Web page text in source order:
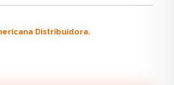
Distribuidora.